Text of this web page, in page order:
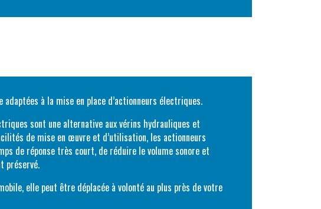
adaptées à la mise en place d’actionneurs électriques.
sont une alternative aux vérins hydrauliques et
de mise en œuvre et d’utilisation, les actionneurs
de réponse très court, de réduire le volume sonore et
préservé.
elle peut être déplacée à volonté au plus près de votre